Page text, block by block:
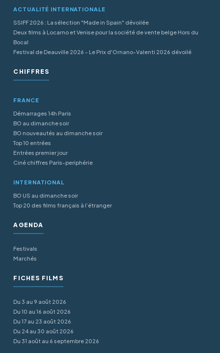
ACTUALITÉ INTERNATIONALE
SSIFF 2026 : La sélection "Made in Spain" dévoilée
Deux films à Locarno et Venise pour la société de vente belge Hors du
Bocal
Festival de Deauville 2026 - Le Prix d'Ornano-Valenti 2026 dévoilé
CHIFFRES
FRANCE
Démarrages 14h Paris
BO au dimanche soir
BO nouveautés au dimanche soir
Top 10 entrées
Entrées premier jour
Ciné chiffres Paris-periphérie
INTERNATIONAL
BO US au dimanche soir
Top 20 des films français à l’étranger
AGENDA
Festivals
Marchés
FICHES FILMS
Du 3 au 9 août 2026
Du 10 au 16 août 2026
Du 17 au 23 août 2026
Du 24 au 30 août 2026
Du 31 août au 6 septembre 2026